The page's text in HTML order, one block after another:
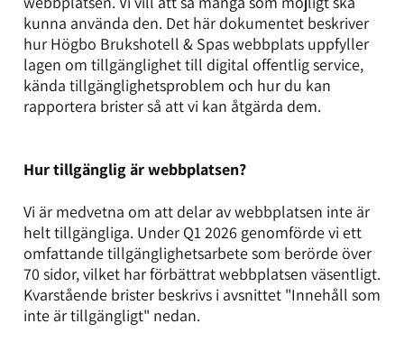
kunna använda den. Det här dokumentet beskriver
hur Högbo Brukshotell & Spas webbplats uppfyller
lagen om tillgänglighet till digital offentlig service,
kända tillgänglighetsproblem och hur du kan
rapportera brister så att vi kan åtgärda dem.
Hur tillgänglig är webbplatsen?
Vi är medvetna om att delar av webbplatsen inte är
helt tillgängliga. Under Q1 2026 genomförde vi ett
omfattande tillgänglighetsarbete som berörde över
70 sidor, vilket har förbättrat webbplatsen väsentligt.
Kvarstående brister beskrivs i avsnittet "Innehåll som
inte är tillgängligt" nedan.